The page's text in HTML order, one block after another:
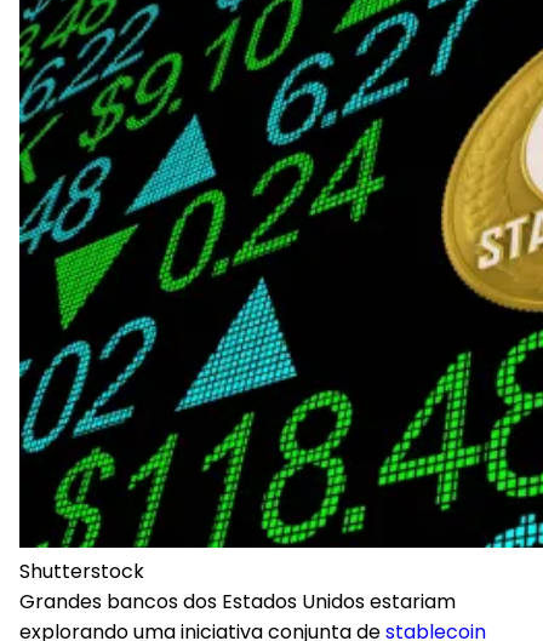
Shutterstock
Grandes bancos dos Estados Unidos estariam
explorando uma iniciativa conjunta destablecoin